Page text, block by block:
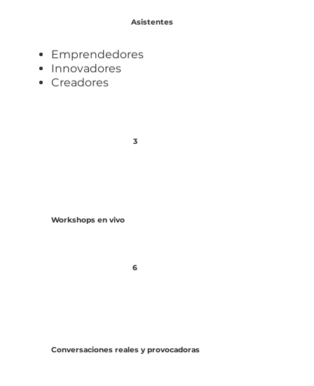
Asistentes
Emprendedores
Innovadores
Creadores
3
Workshops en vivo
6
Conversaciones reales y provocadoras